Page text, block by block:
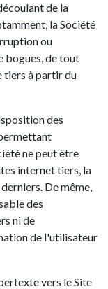
de la
la Société
ou
bogues, de tout
tiers à partir du
des
ne peut être
internet tiers, la
De même,
des
ni de
de l'utilisateur
vers le Site